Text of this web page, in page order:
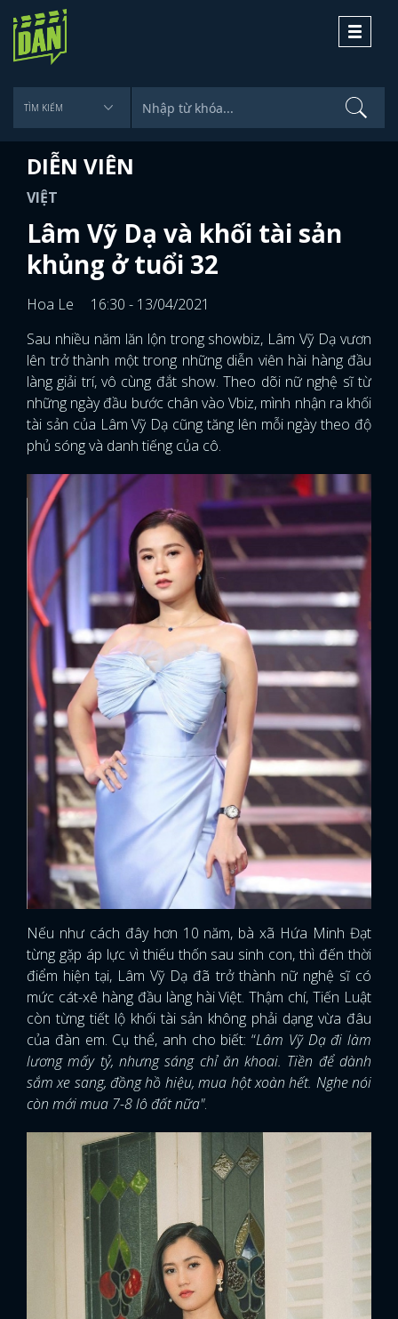
Toggle
DIỄN VIÊN
VIỆT
Lâm Vỹ Dạ và khối tài sản
khủng ở tuổi 32
Hoa Le
16:30 - 13/04/2021
Sau nhiều năm lăn lộn trong showbiz, Lâm Vỹ Dạ vươn
lên trở thành một trong những diễn viên hài hàng đầu
làng giải trí, vô cùng đắt show. Theo dõi nữ nghệ sĩ từ
những ngày đầu bước chân vào Vbiz, mình nhận ra khối
tài sản của Lâm Vỹ Dạ cũng tăng lên mỗi ngày theo độ
phủ sóng và danh tiếng của cô.
Nếu như cách đây hơn 10 năm, bà xã Hứa Minh Đạt
từng gặp áp lực vì thiếu thốn sau sinh con, thì đến thời
điểm hiện tại, Lâm Vỹ Dạ đã trở thành nữ nghệ sĩ có
mức cát-xê hàng đầu làng hài Việt. Thậm chí, Tiến Luật
còn từng tiết lộ khối tài sản không phải dạng vừa đâu
của đàn em. Cụ thể, anh cho biết: “Lâm Vỹ Dạ đi làm
lương mấy tỷ, nhưng sáng chỉ ăn khoai. Tiền để dành
sắm xe sang, đồng hồ hiệu, mua hột xoàn hết. Nghe nói
còn mới mua 7-8 lô đất nữa".